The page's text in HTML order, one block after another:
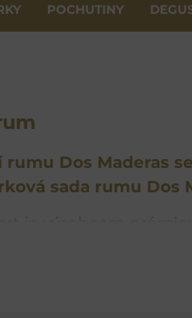
POCHUTINY
rumu Dos Maderas
sada rumu Dos
Edition.